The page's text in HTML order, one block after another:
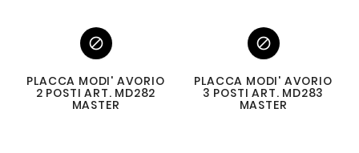

PLACCA MODI' AVORIO
2 POSTI ART. MD282
MASTER

PLACCA MODI' AVORIO
3 POSTI ART. MD283
MASTER